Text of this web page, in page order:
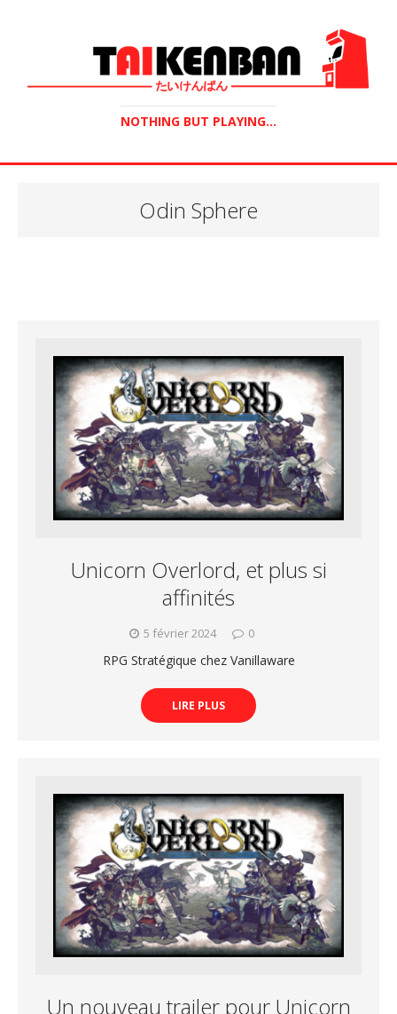
NOTHING BUT PLAYING...
Odin Sphere
Unicorn Overlord, et plus si
affinités
5 février 2024 0
RPG Stratégique chez Vanillaware
LIRE PLUS
Un nouveau trailer pour Unicorn